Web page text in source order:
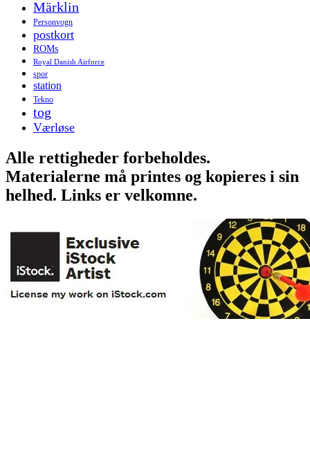
Märklin
Personvogn
postkort
ROMs
Royal Danish Airforce
spor
station
Tekno
tog
Værløse
Alle rettigheder forbeholdes.
Materialerne må printes og kopieres i sin
helhed. Links er velkomne.